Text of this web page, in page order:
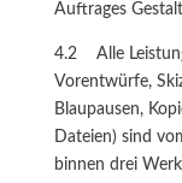
Auftrages
4.2 Alle
Vorentwürfe,
Blaupausen,
Dateien) sind
binnen drei